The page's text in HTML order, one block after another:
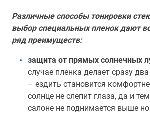
Различные способы тонировки
выбор специальных пленок дают
ряд преимуществ:
защита от прямых солнечных
случае пленка делает сразу
– ездить становится
солнце не слепит глаза, да и
салоне не поднимается выше